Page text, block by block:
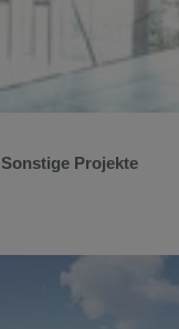
Sonstige Projekte